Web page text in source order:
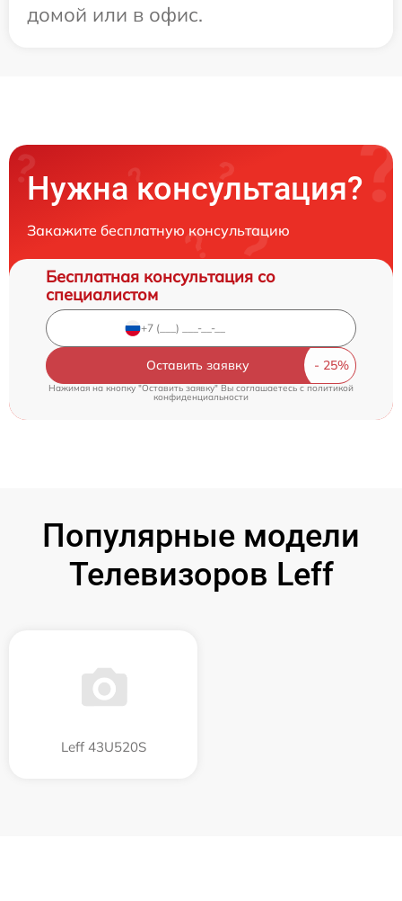
домой или в офис.
Нужна консультация?
Закажите бесплатную консультацию
Бесплатная консультация со
специалистом
Оставить заявку
Нажимая на кнопку "Оставить заявку" Вы соглашаетесь cполитикой
конфиденциальности
Популярные модели
Телевизоров Leff
Leff 43U520S